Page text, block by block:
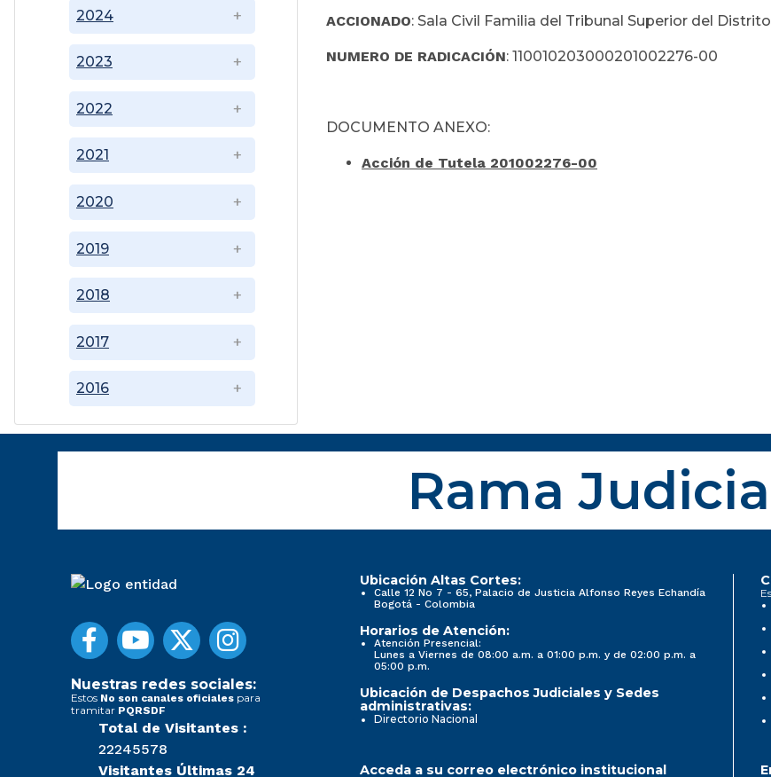
2016
2017
2018
2019
2020
2021
2022
2023
2024 ACCIONADO: Sala Civil Familia del Tribunal Superior del
NUMERO DE RADICACIÓN: 110010203000201002276-00
DOCUMENTO ANEXO:
Acción de Tutela 201002276-00
Rama
Nuestras redes sociales:
Estos No son canales oficiales para
tramitar PQRSDF
Total de Visitantes :
22245578
Visitantes Últimas 24
Ubicación Altas Cortes:
Calle 12 No 7 - 65, Palacio de Justicia Alfonso Reyes Echandía
Bogotá - Colombia
Horarios de Atención:
Atención Presencial:
Lunes a Viernes de 08:00 a.m. a 01:00 p.m. y de 02:00 p.m. a
05:00 p.m.
Ubicación de Despachos Judiciales y Sedes
administrativas:
Directorio Nacional
Acceda a su correo electrónico institucional